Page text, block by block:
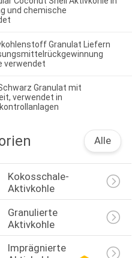
und chemische
Granulat Liefern
verwendet
Granulat mit
verwendet in
Alle
Kokosschale-
Aktivkohle
Granulierte
Aktivkohle
Imprägnierte